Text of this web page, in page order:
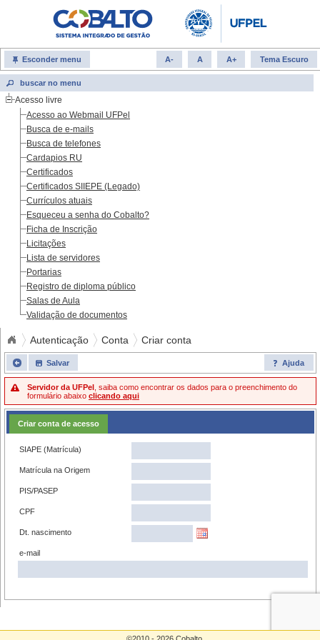
Esconder menu A- A A+ Tema Escuro
Acesso livre
Acesso ao Webmail UFPel
Busca de e-mails
Busca de telefones
Cardapios RU
Certificados
Certificados SIIEPE (Legado)
Currículos atuais
Esqueceu a senha do Cobalto?
Ficha de Inscrição
Licitações
Lista de servidores
Portarias
Registro de diploma público
Salas de Aula
Validação de documentos
Autenticação Conta Criar conta
Salvar Ajuda
Servidor da UFPel , saiba como encontrar os dados para o preenchimento do
formulário abaixo clicando aqui
Criar conta de acesso
SIAPE (Matrícula)
Matrícula na Origem
PIS/PASEP
CPF
Dt. nascimento
e-mail